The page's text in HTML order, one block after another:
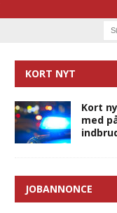
KORT NYT
Kort
med
JOBANNONCE